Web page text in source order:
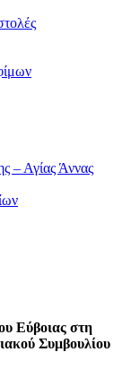
– Αγίας Άννας
Εύβοιας στη
Συμβουλίου